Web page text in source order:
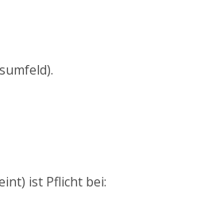
ist Pflicht bei: